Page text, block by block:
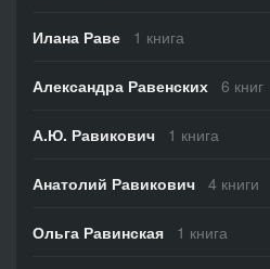
Илана Раве 1 книга
Александра Равенских 6 книг
А.Ю. Равикович 1 книга
Анатолий Равикович 4 книги
Ольга Равинская 1 книга